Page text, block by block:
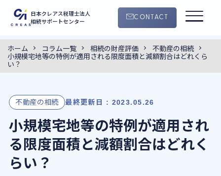
日本クレアス税理士法人
相続サポートセンター
CONTACT
0120-55-4145 CONTACT
サービス案内
手続きの流れ
クレアスの特徴
ホーム コラム一覧 相続の財産評価
不動産の相続
小規模宅地等の特例が適用される限度面積と減額割合はどれくら
い？
不動産の相続 最終更新日 : 2023.05.26
小規模宅地等の特例が適用され
る限度面積と減額割合はどれく
らい？